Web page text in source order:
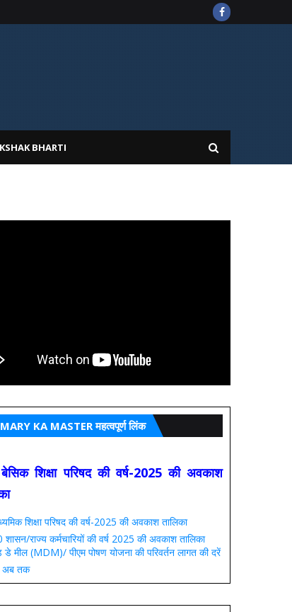
BHARTI
KA MASTER महत्वपूर्ण लिंक
शिक्षा परिषद की वर्ष-2025 की अवकाश
शिक्षा परिषद की वर्ष-2025 की अवकाश तालिका
राज्य कर्मचारियों की वर्ष 2025 की अवकाश तालिका
मील (MDM)/ पीएम पोषण योजना की परिवर्तन लागत की दरें
तक